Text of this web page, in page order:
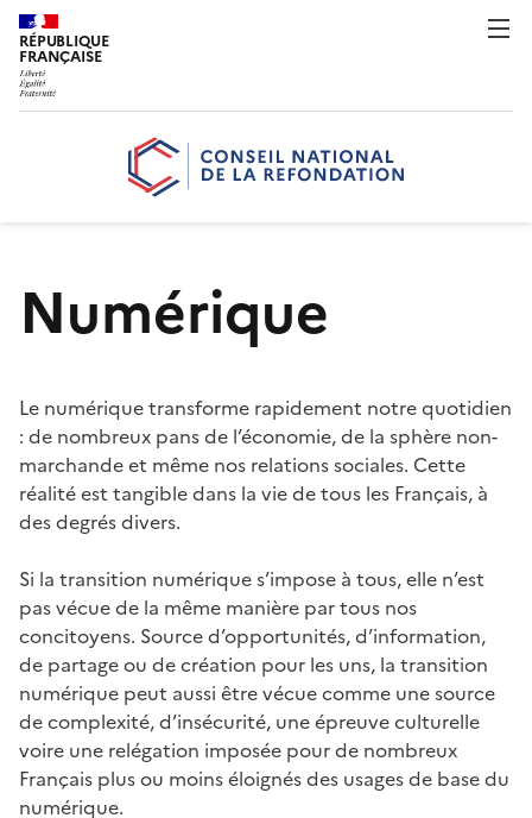
RÉPUBLIQUE
FRANÇAISE
Numérique
Le numérique transforme rapidement notre quotidien
: de nombreux pans de l’économie, de la sphère non-
marchande et même nos relations sociales. Cette
réalité est tangible dans la vie de tous les Français, à
des degrés divers.
Si la transition numérique s’impose à tous, elle n’est
pas vécue de la même manière par tous nos
concitoyens. Source d’opportunités, d’information,
de partage ou de création pour les uns, la transition
numérique peut aussi être vécue comme une source
de complexité, d’insécurité, une épreuve culturelle
voire une relégation imposée pour de nombreux
Français plus ou moins éloignés des usages de base du
numérique.